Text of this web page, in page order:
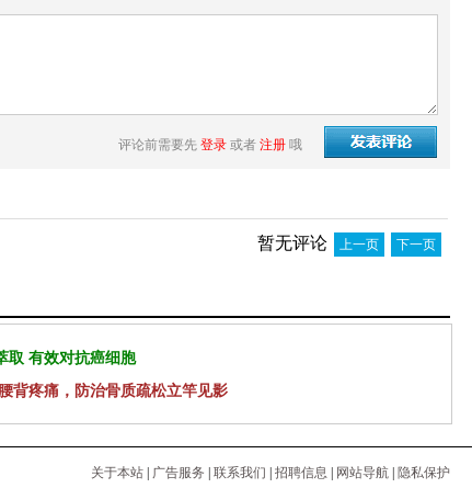
评论前需要先 登录 或者 注册 哦
暂无评论 上一页 下一页
取 有效对抗癌细胞
背疼痛，防治骨质疏松立竿见影
关于本站 广告服务 联系我们 招聘信息 网站导航 隐私保护